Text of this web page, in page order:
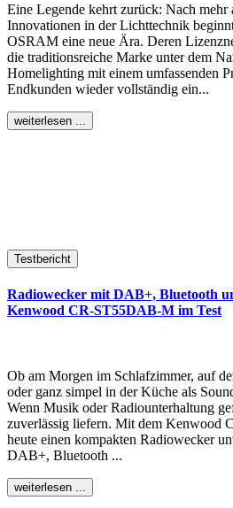
Eine Legende kehrt zurück: Nach mehr
Innovationen in der Lichttechnik
OSRAM eine neue Ära. Deren
die traditionsreiche Marke unter dem
Homelighting mit einem umfassenden
Endkunden wieder vollständig ein...
weiterlesen ...
Testbericht
Radiowecker mit DAB+, Bluetooth
Kenwood CR-ST55DAB-M im Test
Ob am Morgen im Schlafzimmer, auf
oder ganz simpel in der Küche als
Wenn Musik oder Radiounterhaltung
zuverlässig liefern. Mit dem Kenwood
heute einen kompakten Radiowecker
DAB+, Bluetooth ...
weiterlesen ...